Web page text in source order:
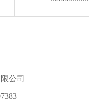
公司